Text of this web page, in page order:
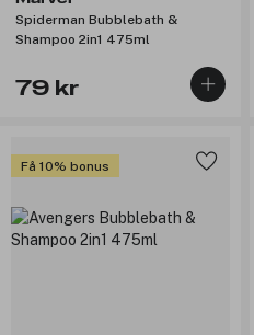
Spiderman Bubblebath &
Shampoo 2in1 475ml
79 kr
Få 10% bonus